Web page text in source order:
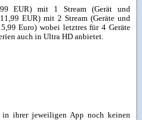
EUR) mit 1 Stream (Gerät und
EUR) mit 2 Stream (Geräte und
Euro) wobei letztres für 4 Geräte
auch in Ultra HD anbietet.
ihrer jeweiligen App noch keinen